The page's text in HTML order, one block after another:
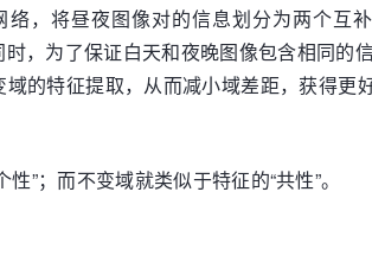
，将昼夜图像对的信息划分为两个
，为了保证白天和夜晚图像包含相同
的特征提取，从而减小域差距，获得
”；而不变域就类似于特征的“共性”。